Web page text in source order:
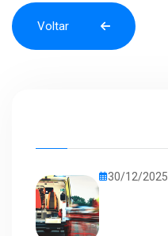
Voltar
30/12/2025